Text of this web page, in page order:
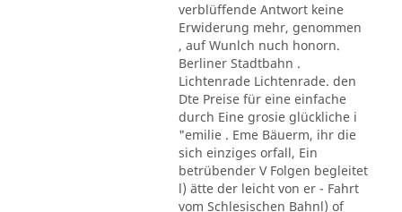
verblüffende Antwort keine
Erwiderung mehr, genommen
, auf Wunlch nuch honorn.
Berliner Stadtbahn .
Lichtenrade Lichtenrade. den
Dte Preise für eine einfache
durch Eine grosie glückliche i
"emilie . Eme Bäuerm, ihr die
sich einziges orfall, Ein
betrübender V Folgen begleitet
l) ätte der leicht von er - Fahrt
vom Schlesischen Bahnl) of